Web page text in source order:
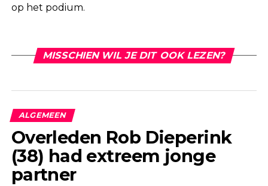
op het podium.
MISSCHIEN WIL JE DIT OOK LEZEN?
ALGEMEEN
Overleden Rob Dieperink
(38) had extreem jonge
partner